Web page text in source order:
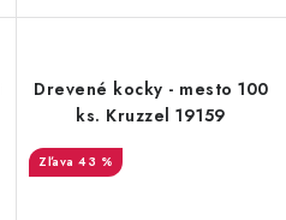
Drevené kocky - mesto 100
ks. Kruzzel 19159
43 %